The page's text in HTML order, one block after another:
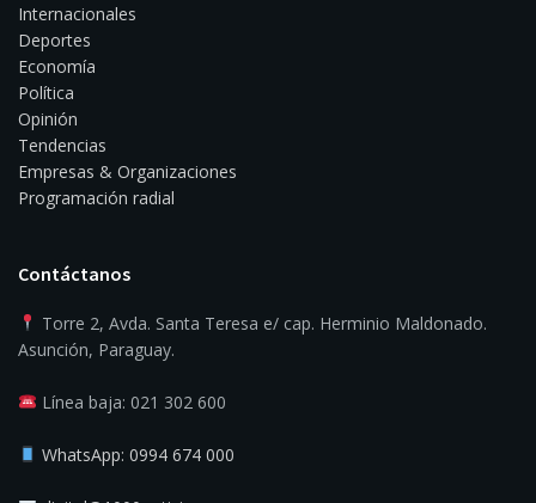
Internacionales
Deportes
Economía
Política
Opinión
Tendencias
Empresas & Organizaciones
Programación radial
Contáctanos
Torre 2, Avda. Santa Teresa e/ cap. Herminio Maldonado.
Asunción, Paraguay.
Línea baja: 021 302 600
WhatsApp: 0994 674 000